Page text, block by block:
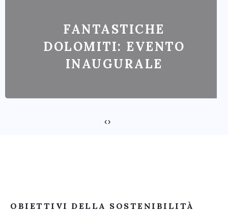
FANTASTICHE
DOLOMITI: EVENTO
INAUGURALE
‹›
OBIETTIVI DELLA SOSTENIBILITÀ